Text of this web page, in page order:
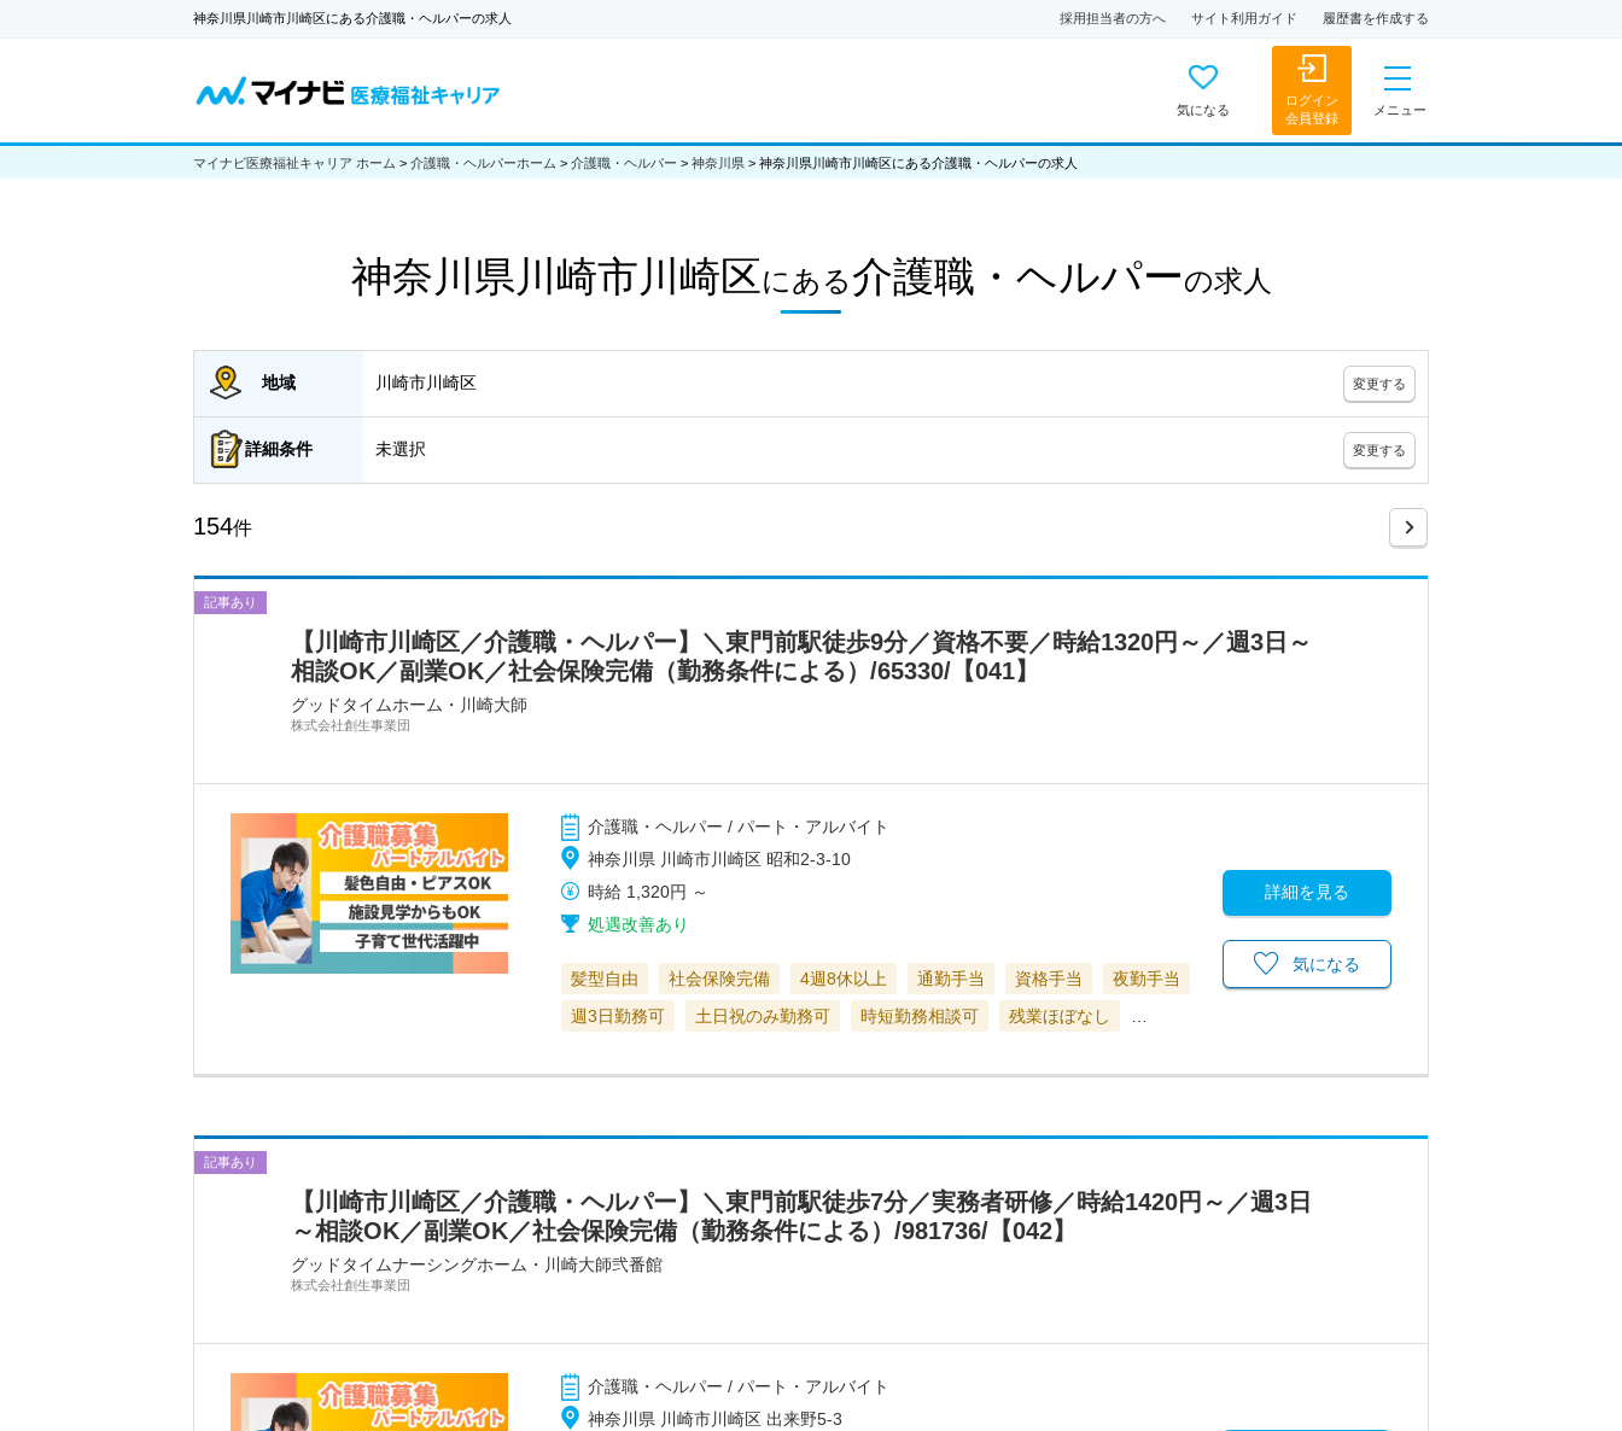
神奈川県川崎市川崎区にある介護職・ヘルパーの求人 採用担当者の方へ サイト利用ガイド 履歴書を作成する
気になる
ログイン
会員登録
メニュー
マイナビ医療福祉キャリア ホーム > 介護職・ヘルパーホーム > 介護職・ヘルパー > 神奈川県 > 神奈川県川崎市川崎区にある介護職・ヘルパーの求人
神奈川県川崎市川崎区にある介護職・ヘルパーの求人
地域 川崎市川崎区 変更する
詳細条件 未選択 変更する
154件
記事あり
【川崎市川崎区／介護職・ヘルパー】＼東門前駅徒歩9分／資格不要／時給1320円～／週3日～
相談OK／副業OK／社会保険完備（勤務条件による）/65330/【041】
グッドタイムホーム・川崎大師
株式会社創生事業団
介護職・ヘルパー / パート・アルバイト
神奈川県 川崎市川崎区 昭和2-3-10
時給 1,320円 ～
処遇改善あり
髪型自由 社会保険完備 4週8休以上 通勤手当 資格手当
夜勤手当
週3日勤務可
土日祝のみ勤務可 時短勤務相談可 残業ほぼなし
詳細を見る
気になる
記事あり
【川崎市川崎区／介護職・ヘルパー】＼東門前駅徒歩7分／実務者研修／時給1420円～／週3日
～相談OK／副業OK／社会保険完備（勤務条件による）/981736/【042】
グッドタイムナーシングホーム・川崎大師弐番館
株式会社創生事業団
介護職・ヘルパー / パート・アルバイト
神奈川県 川崎市川崎区 出来野5-3